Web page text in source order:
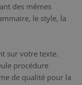
des mêmes
le style, la
sur votre texte.
procédure
de qualité pour la